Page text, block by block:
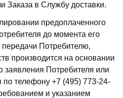
Заказа в Службу доставки.
предоплаченного
до момента его
Потребителю,
производится на основании
заявления Потребителя или
телефону +7 (495) 773-24-
и указанием